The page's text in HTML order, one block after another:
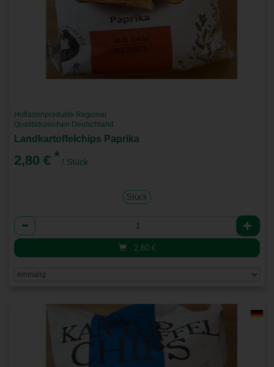
Hofladenprodukte Regional
Qualitätszeichen Deutschland
Landkartoffelchips Paprika
2,80 € * / Stück
Stück
Anzahl
2,80 €